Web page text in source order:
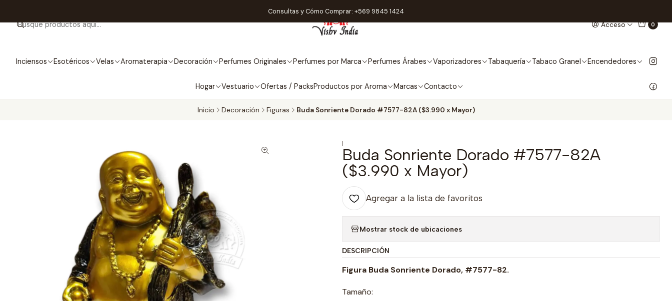
Acceso 0
Inciensos Esotéricos Velas Aromaterapia Decoración Perfumes Originales Perfumes por Marca Perfumes Árabes Vaporizadores Tabaquería Tabaco Granel Encendedores
Hogar Vestuario Ofertas / PacksProductos por Aroma Marcas Contacto
Consultas y Cómo Comprar: +569 9845 1424
Inicio Decoración Figuras Buda Sonriente Dorado #7577-82A ($3.990 x Mayor)
|
Buda Sonriente Dorado #7577-82A
($3.990 x Mayor)
Agregar a la lista de favoritos
Mostrar stock de ubicaciones
DESCRIPCIÓN
Figura Buda Sonriente Dorado, #7577-82.
Tamaño: